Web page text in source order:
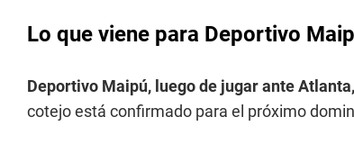
Lo que viene para Deportivo
Deportivo Maipú, luego de jugar ante
cotejo está confirmado para el próximo